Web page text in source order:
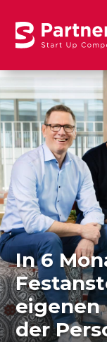
In 6
eigenen
der